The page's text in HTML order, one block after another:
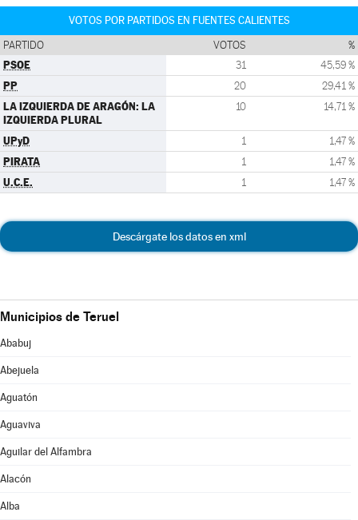
VOTOS POR PARTIDOS EN FUENTES CALIENTES
PARTIDO VOTOS %
PSOE 31 45,59 %
PP 20 29,41 %
LA IZQUIERDA DE ARAGÓN: LA
IZQUIERDA PLURAL
10 14,71 %
UPyD 1 1,47 %
PIRATA 1 1,47 %
U.C.E. 1 1,47 %
Descárgate los datos en xml
Municipios de Teruel
Ababuj
Abejuela
Aguatón
Aguaviva
Aguilar del Alfambra
Alacón
Alba